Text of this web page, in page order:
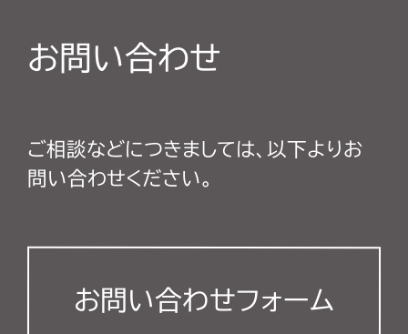
お問い合わせ
ご相談などにつきましては、以下よりお
問い合わせください。
お問い合わせフォーム